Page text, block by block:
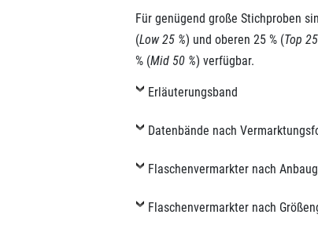
Für genügend große Stichproben
(Low 25 %) und oberen 25 % (Top
% (Mid 50 %) verfügbar.
Erläuterungsband
Datenbände nach
Flaschenvermarkter nach
Flaschenvermarkter nach